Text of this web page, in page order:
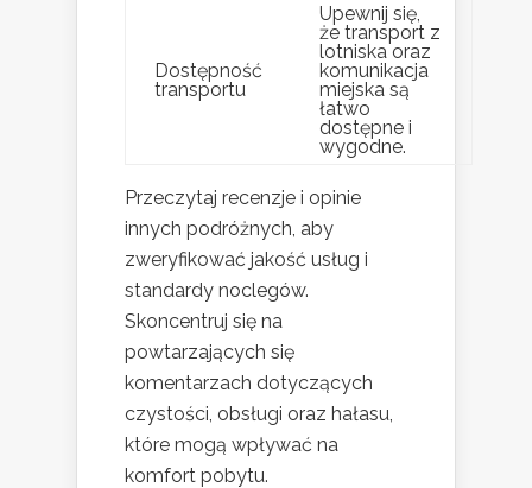
Dostępność
transportu
Upewnij się,
że transport z
lotniska oraz
komunikacja
miejska są
łatwo
dostępne i
wygodne.
Przeczytaj recenzje i opinie
innych podróżnych, aby
zweryfikować jakość usług i
standardy noclegów.
Skoncentruj się na
powtarzających się
komentarzach dotyczących
czystości, obsługi oraz hałasu,
które mogą wpływać na
komfort pobytu.